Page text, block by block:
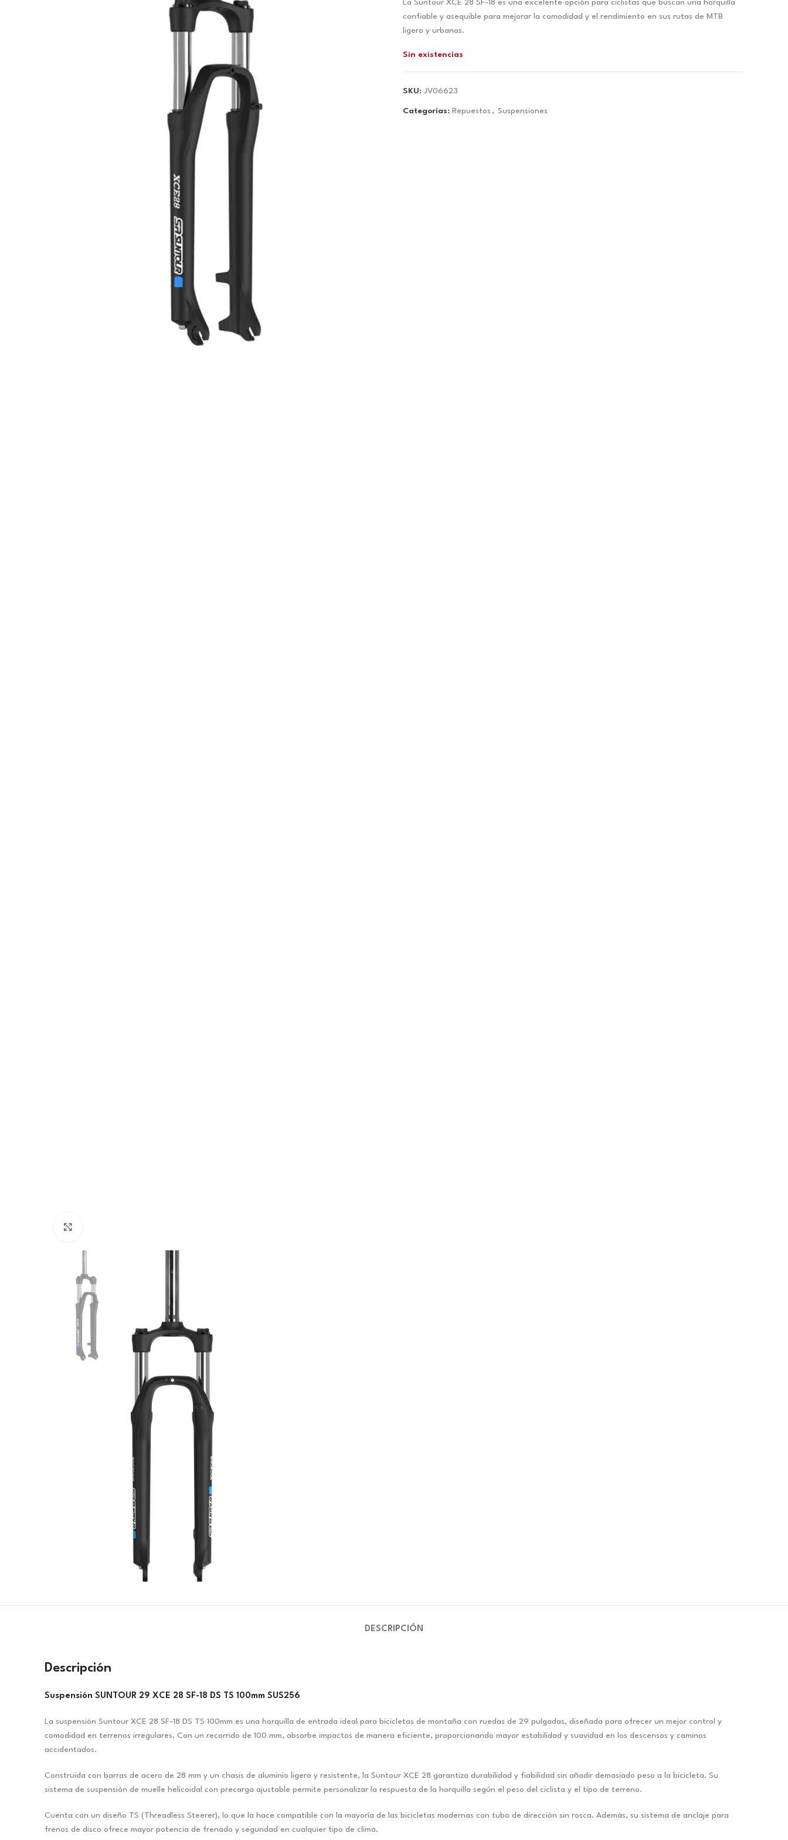
original
era:
actual
es:
La Suntour XCE 28 SF-18 es una excelente opción para ciclistas que buscan una horquilla
confiable y asequible para mejorar la comodidad y el rendimiento en sus rutas de MTB
ligero y urbanas.
Sin existencias
SKU: JV06623
Categorías: Repuestos , Suspensiones
DESCRIPCIÓN
Descripción
Suspensión SUNTOUR 29 XCE 28 SF-18 DS TS 100mm SUS256
La suspensión Suntour XCE 28 SF-18 DS TS 100mm es una horquilla de entrada ideal para bicicletas de montaña con ruedas de 29 pulgadas, diseñada para ofrecer un mejor control y
comodidad en terrenos irregulares. Con un recorrido de 100 mm, absorbe impactos de manera eficiente, proporcionando mayor estabilidad y suavidad en los descensos y caminos
accidentados.
Construida con barras de acero de 28 mm y un chasis de aluminio ligero y resistente, la Suntour XCE 28 garantiza durabilidad y fiabilidad sin añadir demasiado peso a la bicicleta. Su
sistema de suspensión de muelle helicoidal con precarga ajustable permite personalizar la respuesta de la horquilla según el peso del ciclista y el tipo de terreno.
Cuenta con un diseño TS (Threadless Steerer), lo que la hace compatible con la mayoría de las bicicletas modernas con tubo de dirección sin rosca. Además, su sistema de anclaje para
frenos de disco ofrece mayor potencia de frenado y seguridad en cualquier tipo de clima.